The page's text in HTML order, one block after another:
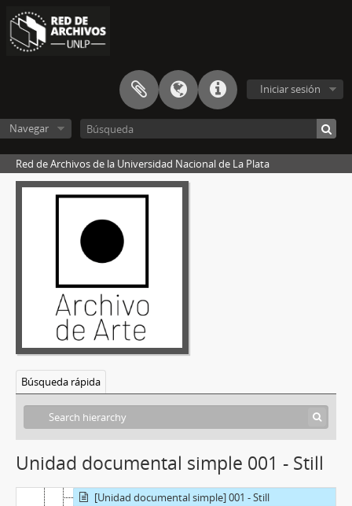
Iniciar sesión
Navegar
Red de Archivos de la Universidad Nacional de La Plata
Búsqueda rápida
Unidad documental simple 001 - Still
[Colección] C-PAI(06) - Colección de Publicaciones de Arte Impreso
[Serie] Se1 - Fanzines
[Unidad documental simple] 001 - Still